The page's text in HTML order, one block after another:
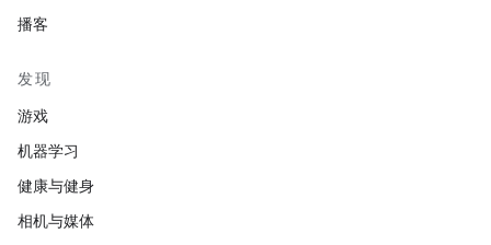
播客
发现
游戏
机器学习
健康与健身
相机与媒体